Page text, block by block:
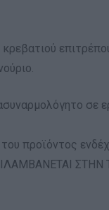
ασυναρμολόγητο
προϊόντος
ΣΤΗΝ